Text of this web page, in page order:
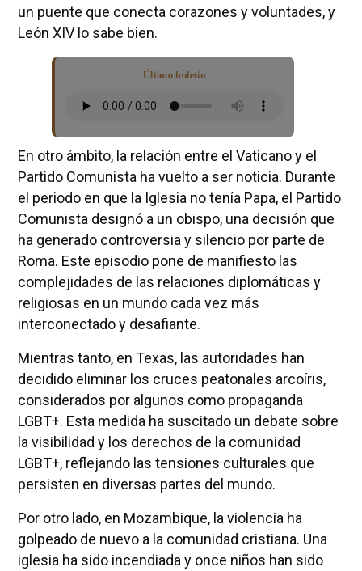
un puente que conecta corazones y voluntades, y
León XIV lo sabe bien.
Último boletín
En otro ámbito, la relación entre el Vaticano y el
Partido Comunista ha vuelto a ser noticia. Durante
el periodo en que la Iglesia no tenía Papa, el Partido
Comunista designó a un obispo, una decisión que
ha generado controversia y silencio por parte de
Roma. Este episodio pone de manifiesto las
complejidades de las relaciones diplomáticas y
religiosas en un mundo cada vez más
interconectado y desafiante.
Mientras tanto, en Texas, las autoridades han
decidido eliminar los cruces peatonales arcoíris,
considerados por algunos como propaganda
LGBT+. Esta medida ha suscitado un debate sobre
la visibilidad y los derechos de la comunidad
LGBT+, reflejando las tensiones culturales que
persisten en diversas partes del mundo.
Por otro lado, en Mozambique, la violencia ha
golpeado de nuevo a la comunidad cristiana. Una
iglesia ha sido incendiada y once niños han sido